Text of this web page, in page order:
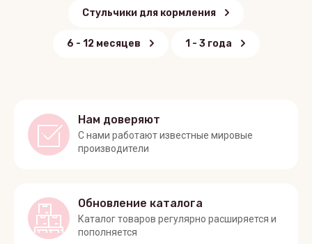
Стульчики для кормления
6 - 12 месяцев 1 - 3 года
Нам доверяют
С нами работают известные мировые
производители
Обновление каталога
Каталог товаров регулярно расширяется и
пополняется